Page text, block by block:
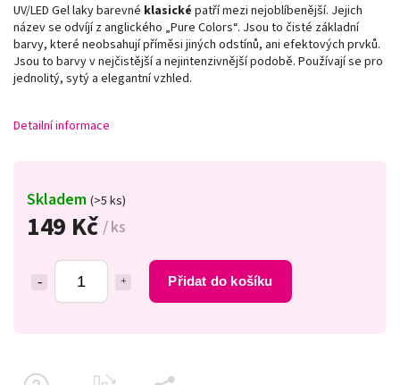
149 Kč / ks
Přidat do košíku
Skladem (>5 ks)
UV/LED Gel laky barevné klasické patří mezi nejoblíbenější. Jejich
název se odvíjí z anglického „Pure Colors“. Jsou to čisté základní
barvy, které neobsahují příměsi jiných odstínů, ani efektových prvků.
Jsou to barvy v nejčistější a nejintenzivnější podobě. Používají se pro
jednolitý, sytý a elegantní vzhled.
Detailní informace